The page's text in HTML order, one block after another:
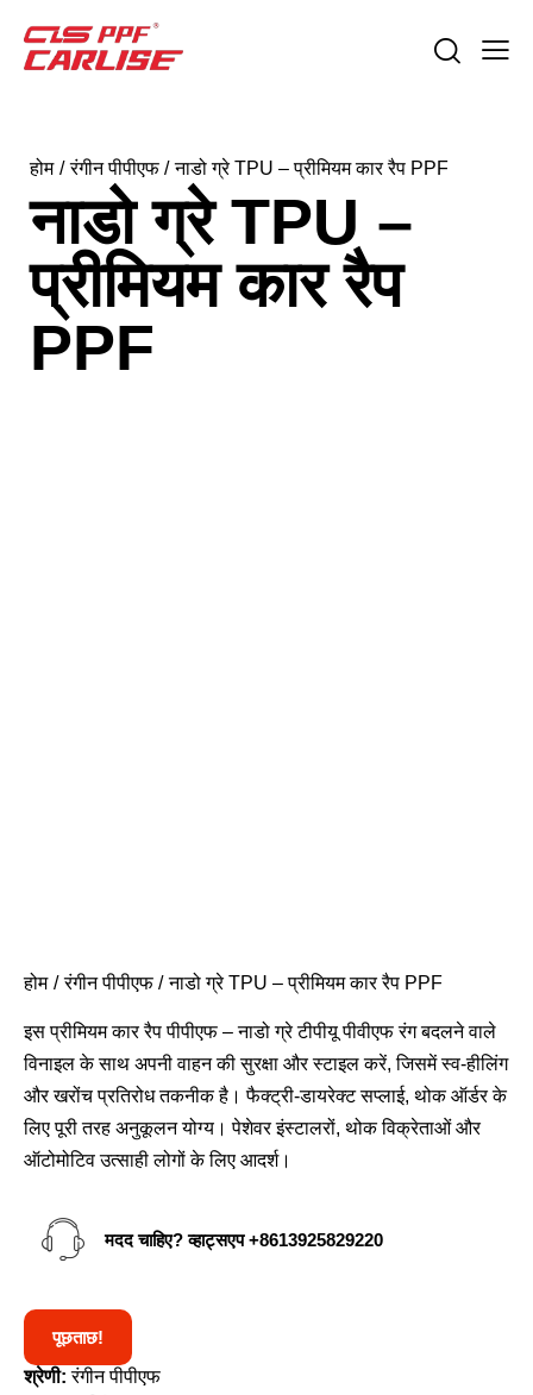
होम रंगीन पीपीएफ नाडो ग्रे TPU – प्रीमियम कार रैप PPF
नाडो ग्रे TPU –
प्रीमियम कार रैप
PPF
होम रंगीन पीपीएफ नाडो ग्रे TPU – प्रीमियम कार रैप PPF
इस प्रीमियम कार रैप पीपीएफ – नाडो ग्रे टीपीयू पीवीएफ रंग बदलने वाले
विनाइल के साथ अपनी वाहन की सुरक्षा और स्टाइल करें, जिसमें स्व-हीलिंग
और खरोंच प्रतिरोध तकनीक है। फैक्ट्री-डायरेक्ट सप्लाई, थोक ऑर्डर के
लिए पूरी तरह अनुकूलन योग्य। पेशेवर इंस्टालरों, थोक विक्रेताओं और
ऑटोमोटिव उत्साही लोगों के लिए आदर्श।
मदद चाहिए? व्हाट्सएप+8613925829220
पूछताछ!
श्रेणी:रंगीन पीपीएफ